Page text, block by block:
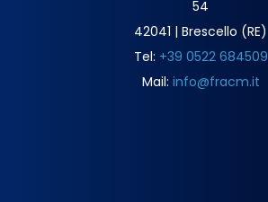
54
42041 | Brescello (RE)
Tel: +39 0522 684509
Mail: info@fracm.it